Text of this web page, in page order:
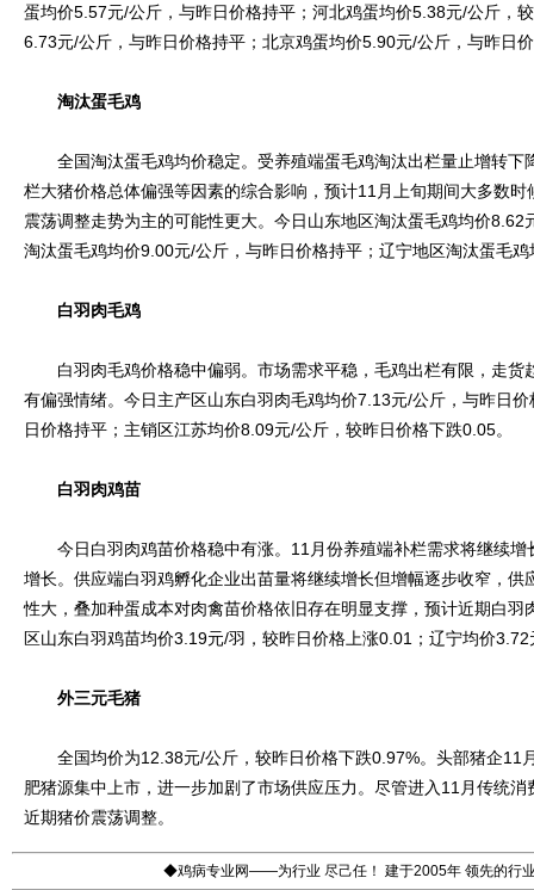
蛋均价5.57元/公斤，与昨日价格持平；河北鸡蛋均价5.38元/公斤，
6.73元/公斤，与昨日价格持平；北京鸡蛋均价5.90元/公斤，与昨日
淘汰蛋毛鸡
全国淘汰蛋毛鸡均价稳定。受养殖端蛋毛鸡淘汰出栏量止增转下
栏大猪价格总体偏强等因素的综合影响，预计11月上旬期间大多数
震荡调整走势为主的可能性更大。今日山东地区淘汰蛋毛鸡均价
淘汰蛋毛鸡均价9.00元/公斤，与昨日价格持平；辽宁地区淘汰蛋毛
白羽肉毛鸡
白羽肉毛鸡价格稳中偏弱。市场需求平稳，毛鸡出栏有限，走货
有偏强情绪。今日主产区山东白羽肉毛鸡均价7.13元/公斤，与昨日
日价格持平；主销区江苏均价8.09元/公斤，较昨日价格下跌0.05。
白羽肉鸡苗
今日白羽肉鸡苗价格稳中有涨。11月份养殖端补栏需求将继续增
增长。供应端白羽鸡孵化企业出苗量将继续增长但增幅逐步收窄，供
性大，叠加种蛋成本对肉禽苗价格依旧存在明显支撑，预计近期白羽
区山东白羽鸡苗均价3.19元/羽，较昨日价格上涨0.01；辽宁均价
外三元毛猪
全国均价为12.38元/公斤，较昨日价格下跌0.97%。头部猪企11
肥猪源集中上市，进一步加剧了市场供应压力。尽管进入11月传统
近期猪价震荡调整。
◆鸡病专业网——为行业 尽己任！ 建于2005年 领先的行